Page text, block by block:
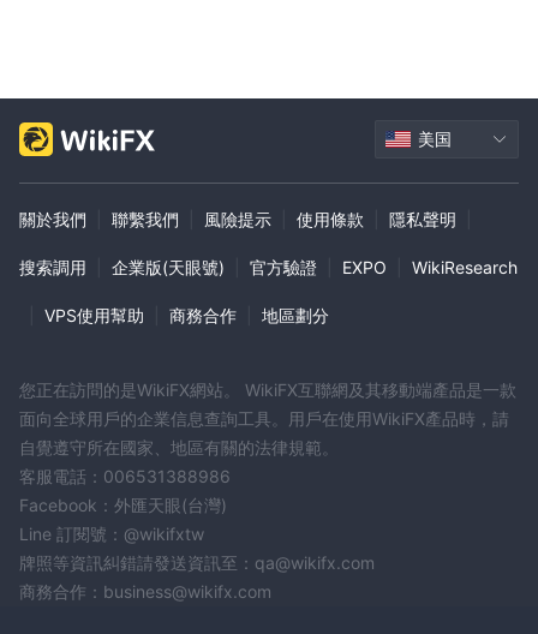
美国
關於我們 聯繫我們 風險提示 使用條款 隱私聲明
搜索調用 企業版(天眼號) 官方驗證 EXPO WikiResearch
VPS使用幫助 商務合作 地區劃分
您正在訪問的是WikiFX網站。 WikiFX互聯網及其移動端產品是一款
面向全球用戶的企業信息查詢工具。用戶在使用WikiFX產品時，請
自覺遵守所在國家、地區有關的法律規範。
客服電話：006531388986
Facebook：外匯天眼(台灣)
Line 訂閱號：@wikifxtw
牌照等資訊糾錯請發送資訊至：qa@wikifx.com
商務合作：business@wikifx.com